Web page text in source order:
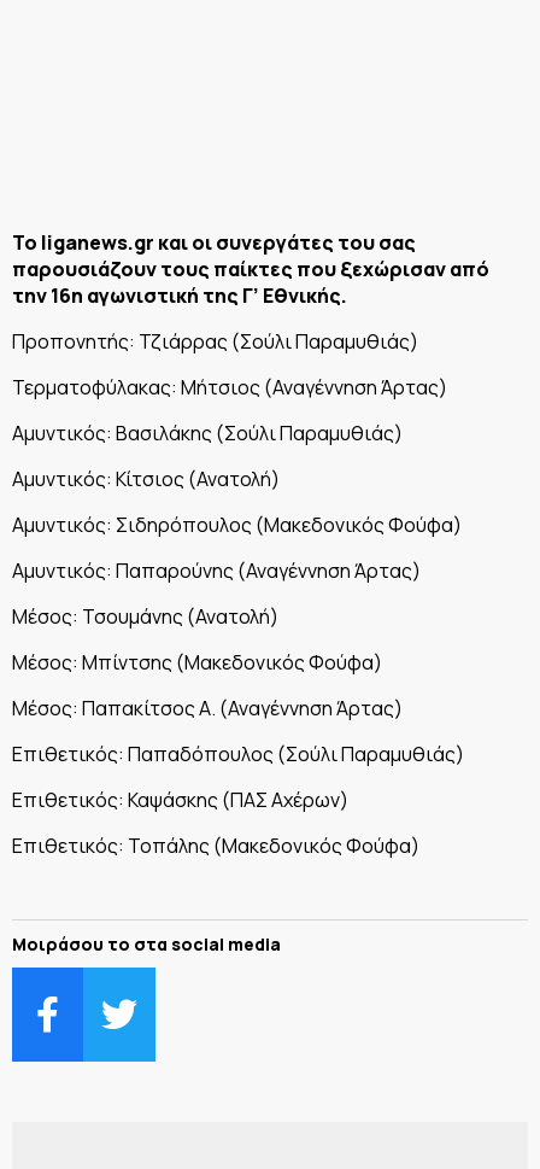
Το liganews.gr και οι συνεργάτες του σας
παρουσιάζουν τους παίκτες που ξεχώρισαν από
την 16η αγωνιστική της Γ’ Εθνικής.
Προπονητής: Τζιάρρας (Σούλι Παραμυθιάς)
Τερματοφύλακας: Μήτσιος (Αναγέννηση Άρτας)
Αμυντικός: Βασιλάκης (Σούλι Παραμυθιάς)
Αμυντικός: Κίτσιος (Ανατολή)
Αμυντικός: Σιδηρόπουλος (Μακεδονικός Φούφα)
Αμυντικός: Παπαρούνης (Αναγέννηση Άρτας)
Μέσος: Τσουμάνης (Ανατολή)
Μέσος: Μπίντσης (Μακεδονικός Φούφα)
Μέσος: Παπακίτσος Α. (Αναγέννηση Άρτας)
Επιθετικός: Παπαδόπουλος (Σούλι Παραμυθιάς)
Επιθετικός: Καψάσκης (ΠΑΣ Αχέρων)
Επιθετικός: Τοπάλης (Μακεδονικός Φούφα)
Μοιράσου το στα social media